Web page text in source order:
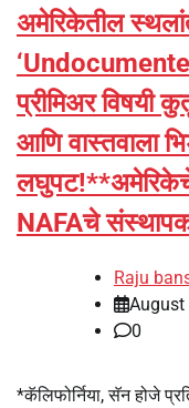
अमेरिकेतील
प्रीमिअर विषयी
आणि वास्तवाला
लघुपट!**अमेरिकेचे
NAFAचे संस्थापक
Raju
August
0
*कॅलिफोर्निया, सॅन होजे